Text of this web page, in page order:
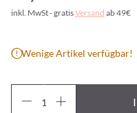
inkl. MwSt - gratisVersand ab 49€
Wenige Artikel verfügbar!